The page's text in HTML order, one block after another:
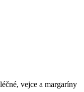
vejce a margaríny